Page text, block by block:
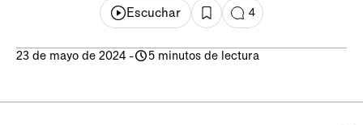
Escuchar 4
23 de mayo de 2024 - 5 minutos de lectura